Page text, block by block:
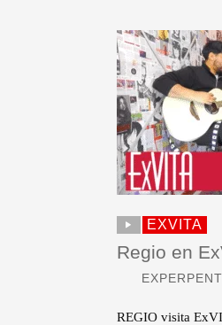
EXVITA
Regio en
REGIO visita